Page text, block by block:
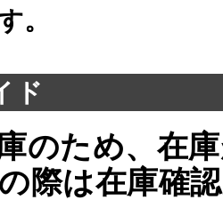
。
ガイド
のため、在
際は在庫確